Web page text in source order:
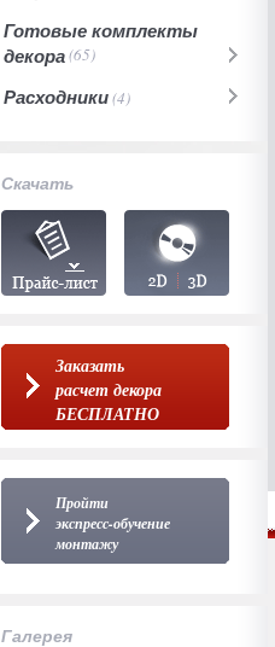
Готовые комплекты
декора(65)
Расходники(4)
Скачать
Заказать
расчет декора
БЕСПЛАТНО
Пройти
экспресс-обучение
монтажу
Галерея